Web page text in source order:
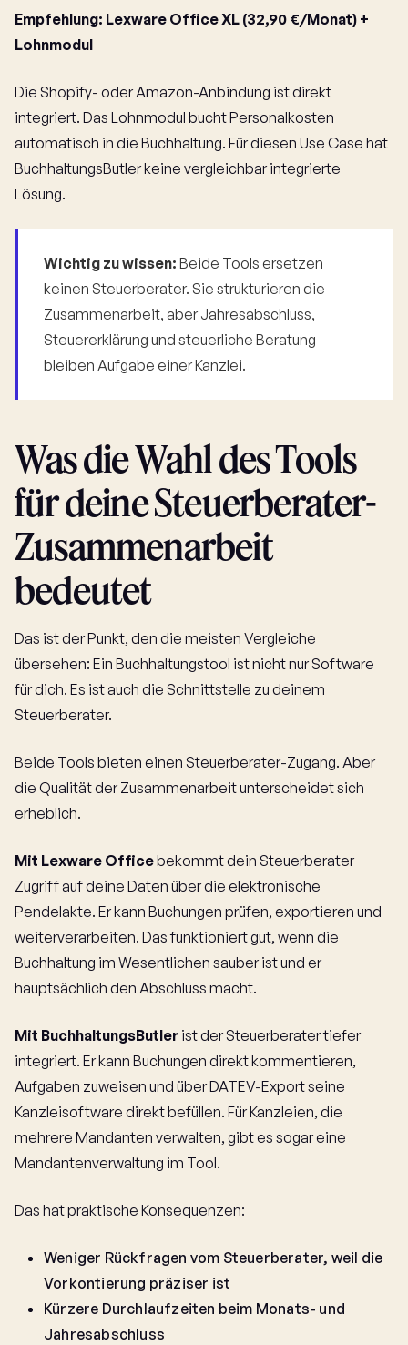
Empfehlung: Lexware Office XL (32,90 €/Monat) +
Lohnmodul
Die Shopify- oder Amazon-Anbindung ist direkt
integriert. Das Lohnmodul bucht Personalkosten
automatisch in die Buchhaltung. Für diesen Use Case hat
BuchhaltungsButler keine vergleichbar integrierte
Lösung.
Wichtig zu wissen: Beide Tools ersetzen
keinen Steuerberater. Sie strukturieren die
Zusammenarbeit, aber Jahresabschluss,
Steuererklärung und steuerliche Beratung
bleiben Aufgabe einer Kanzlei.
Was die Wahl des Tools
für deine Steuerberater-
Zusammenarbeit
bedeutet
Das ist der Punkt, den die meisten Vergleiche
übersehen: Ein Buchhaltungstool ist nicht nur Software
für dich. Es ist auch die Schnittstelle zu deinem
Steuerberater.
Beide Tools bieten einen Steuerberater-Zugang. Aber
die Qualität der Zusammenarbeit unterscheidet sich
erheblich.
Mit Lexware Officebekommt dein Steuerberater
Zugriff auf deine Daten über die elektronische
Pendelakte. Er kann Buchungen prüfen, exportieren und
weiterverarbeiten. Das funktioniert gut, wenn die
Buchhaltung im Wesentlichen sauber ist und er
hauptsächlich den Abschluss macht.
Mit BuchhaltungsButler ist der Steuerberater tiefer
integriert. Er kann Buchungen direkt kommentieren,
Aufgaben zuweisen und über DATEV-Export seine
Kanzleisoftware direkt befüllen. Für Kanzleien, die
mehrere Mandanten verwalten, gibt es sogar eine
Mandantenverwaltung im Tool.
Das hat praktische Konsequenzen:
Weniger Rückfragen vom Steuerberater, weil die
Vorkontierung präziser ist
Kürzere Durchlaufzeiten beim Monats- und
Jahresabschluss